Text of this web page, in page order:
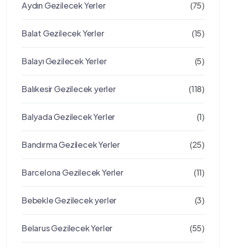
Aydın Gezilecek Yerler (75)
Balat Gezilecek Yerler (15)
Balayı Gezilecek Yerler (5)
Balıkesir Gezilecek yerler (118)
Balyada Gezilecek Yerler (1)
Bandırma Gezilecek Yerler (25)
Barcelona Gezilecek Yerler (11)
Bebekle Gezilecek yerler (3)
Belarus Gezilecek Yerler (55)